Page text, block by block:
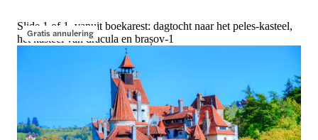
Gratis annulering
Slide 1 of 1, vanuit boekarest: dagtocht naar het peles-kasteel,
het kasteel van dracula en brașov-1